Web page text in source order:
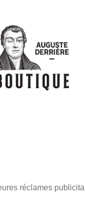
réclames